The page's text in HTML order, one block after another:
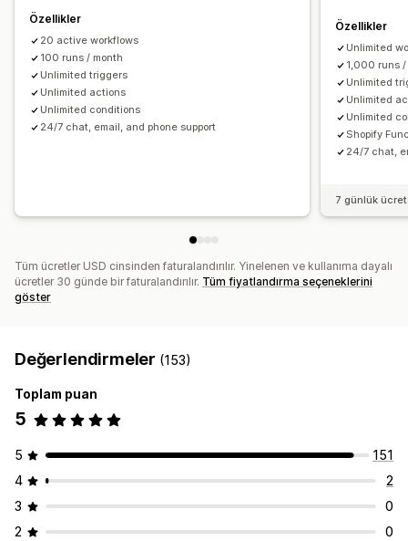
Özellikler
20 active workflows
100 runs / month
Unlimited triggers
Unlimited actions
Unlimited conditions
24/7 chat, email, and phone support
Özellikler
Unlimited
1,000 runs /
Unlimited
Unlimited
Unlimited
Shopify
24/7 chat,
7 günlük
Tüm ücretler USD cinsinden faturalandırılır. Yinelenen ve kullanıma dayalı
ücretler 30 günde bir faturalandırılır. Tüm fiyatlandırma seçeneklerini
göster
Değerlendirmeler (153)
Toplam puan
5
5
151
4
2
3
0
2
0